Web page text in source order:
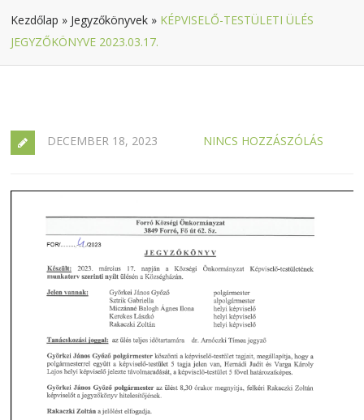
Kezdőlap » Jegyzőkönyvek » KÉPVISELŐ-TESTÜLETI ÜLÉS
JEGYZŐKÖNYVE 2023.03.17.
DECEMBER 18, 2023 NINCS HOZZÁSZÓLÁS